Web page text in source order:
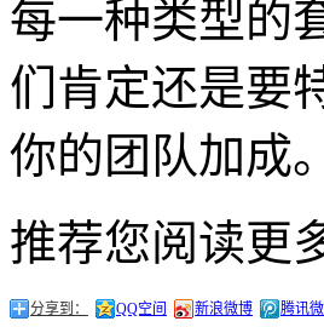
每一种类型的
们肯定还是要
你的团队加成。
推荐您阅读更
分享到： QQ空间 新浪微博 腾讯